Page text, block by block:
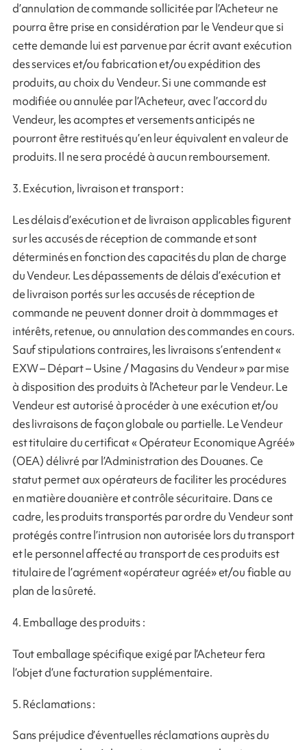
d’annulation de commande sollicitée par l’Acheteur ne
pourra être prise en considération par le Vendeur que si
cette demande lui est parvenue par écrit avant exécution
des services et/ou fabrication et/ou expédition des
produits, au choix du Vendeur. Si une commande est
modifiée ou annulée par l’Acheteur, avec l’accord du
Vendeur, les acomptes et versements anticipés ne
pourront être restitués qu’en leur équivalent en valeur de
produits. Il ne sera procédé à aucun remboursement.
3. Exécution, livraison et transport :
Les délais d’exécution et de livraison applicables figurent
sur les accusés de réception de commande et sont
déterminés en fonction des capacités du plan de charge
du Vendeur. Les dépassements de délais d’exécution et
de livraison portés sur les accusés de réception de
commande ne peuvent donner droit à dommmages et
intérêts, retenue, ou annulation des commandes en cours.
Sauf stipulations contraires, les livraisons s’entendent «
EXW – Départ – Usine / Magasins du Vendeur » par mise
à disposition des produits à l’Acheteur par le Vendeur. Le
Vendeur est autorisé à procéder à une exécution et/ou
des livraisons de façon globale ou partielle. Le Vendeur
est titulaire du certificat « Opérateur Economique Agréé»
(OEA) délivré par l’Administration des Douanes. Ce
statut permet aux opérateurs de faciliter les procédures
en matière douanière et contrôle sécuritaire. Dans ce
cadre, les produits transportés par ordre du Vendeur sont
protégés contre l’intrusion non autorisée lors du transport
et le personnel affecté au transport de ces produits est
titulaire de l’agrément «opérateur agréé» et/ou fiable au
plan de la sûreté.
4. Emballage des produits :
Tout emballage spécifique exigé par l’Acheteur fera
l’objet d’une facturation supplémentaire.
5. Réclamations :
Sans préjudice d’éventuelles réclamations auprès du